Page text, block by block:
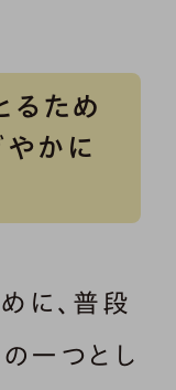
るため
やかに
に、普段
一つとし